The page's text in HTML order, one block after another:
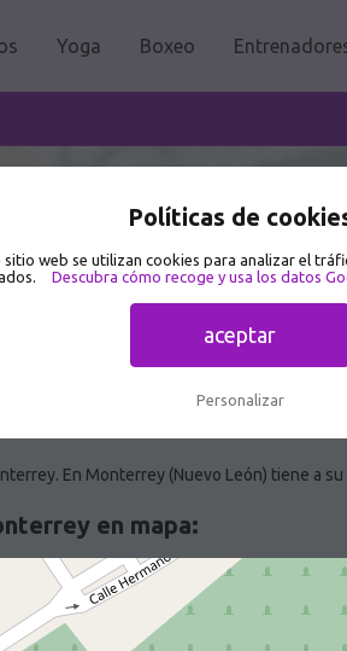
Políticas de
sitio web se utilizan cookies para analizar el
Descubra cómo recoge y usa los datos
aceptar
Personalizar
Yoga Boxeo
🥇
En Monterrey (Nuevo León) tiene a
en mapa: